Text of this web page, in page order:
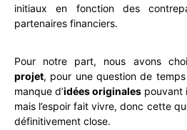
initiaux en fonction des
partenaires financiers.
Pour notre part, nous avons
projet, pour une question de
manque d’idées originales pouvant
mais l’espoir fait vivre, donc cette
définitivement close.